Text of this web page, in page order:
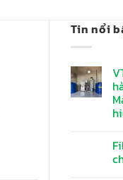
Tin nổi